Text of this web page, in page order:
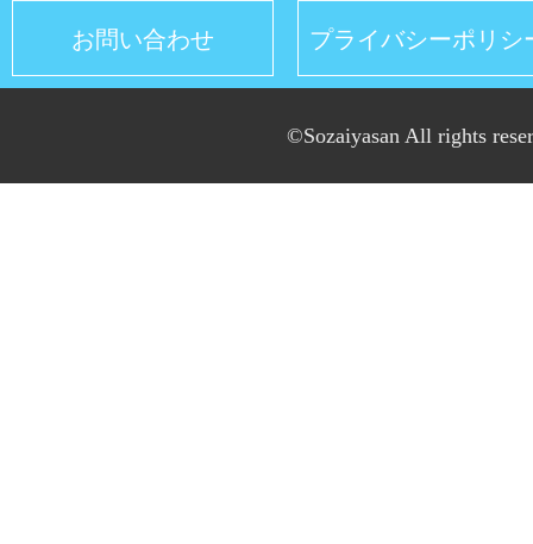
お問い合わせ プライバシーポリシ
©Sozaiyasan All rights